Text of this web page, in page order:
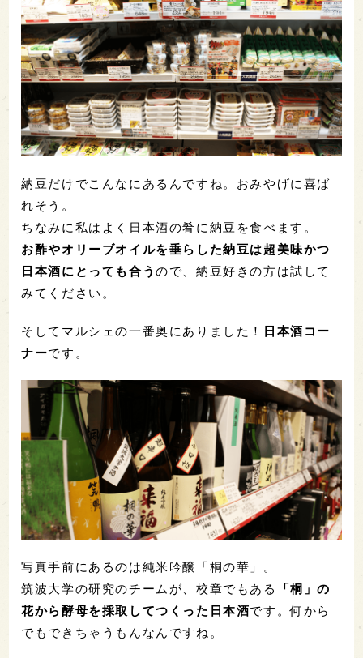
納豆だけでこんなにあるんですね。おみやげに喜ば
れそう。
ちなみに私はよく日本酒の肴に納豆を食べます。
お酢やオリーブオイルを垂らした納豆は超美味かつ
日本酒にとっても合うので、納豆好きの方は試して
みてください。
そしてマルシェの一番奥にありました！
日本酒コー
ナーです。
写真手前にあるのは純米吟醸「桐の華」。
筑波大学の研究のチームが、校章でもある
「桐」の
花から酵母を採取してつくった日本酒です。何から
でもできちゃうもんなんですね。